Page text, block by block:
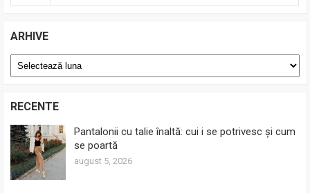
ARHIVE
Arhive
RECENTE
Pantalonii cu talie înaltă: cui i se potrivesc și cum
se poartă
august 5, 2026